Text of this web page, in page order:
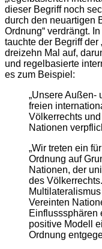
dieser Begriff noch
durch den neuartigen
Ordnung“ verdrängt.
tauchte der Begriff der
dreizehn Mal auf,
und regelbasierte
es zum Beispiel:
„Unsere Außen-
freien
Völkerrechts
Nationen
„Wir treten ein
Ordnung auf
Nationen, der
des
Vereinten
Einflusssphären
positive Modell
Ordnung